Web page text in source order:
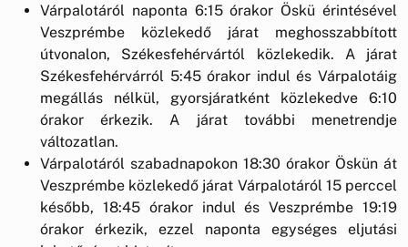
Várpalotáról naponta 6:15 órakor Öskü érintésével
Veszprémbe közlekedő járat meghosszabbított
útvonalon, Székesfehérvártól közlekedik. A járat
Székesfehérvárról 5:45 órakor indul és Várpalotáig
megállás nélkül, gyorsjáratként közlekedve 6:10
órakor érkezik. A járat további menetrendje
változatlan.
Várpalotáról szabadnapokon 18:30 órakor Öskün át
Veszprémbe közlekedő járat Várpalotáról 15 perccel
később, 18:45 órakor indul és Veszprémbe 19:19
órakor érkezik, ezzel naponta egységes eljutási